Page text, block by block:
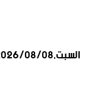
السبت,2026/08/08